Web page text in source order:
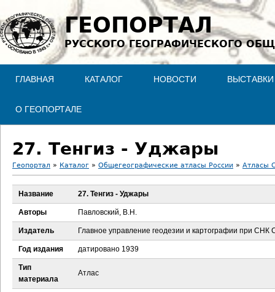
Jump to navigation
ГЕОПОРТАЛ
РУССКОГО ГЕОГРАФИЧЕСКОГО
ГЛАВНАЯ КАТАЛОГ НОВОСТИ ВЫСТАВКИ
О ГЕОПОРТАЛЕ
27. Тенгиз - Уджары
В
ы
д
е
Геопортал » Каталог » Общегеографические атласы России » Атласы
Название 27. Тенгиз - Уджары
Авторы Павловский, В.Н.
Издатель Главное управление геодезии и картографии при
Год издания датировано 1939
Тип
материала
Атлас